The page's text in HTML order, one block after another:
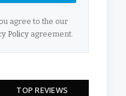
agree to the our
Policyagreement.
TOP REVIEWS